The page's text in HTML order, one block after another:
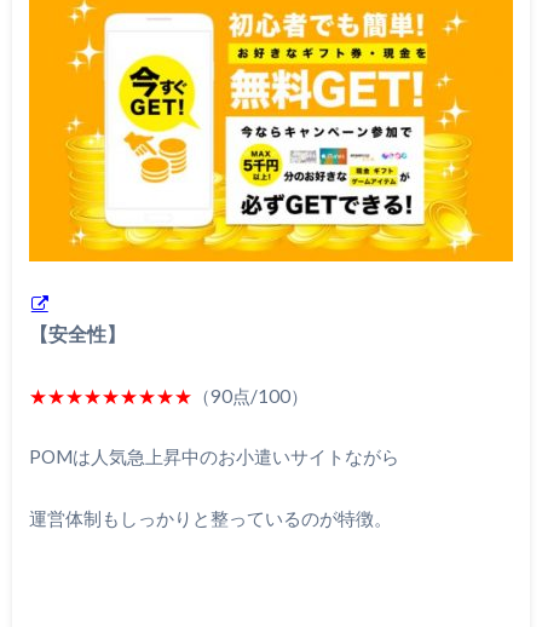
【安全性】
★★★★★★★★★ （90点/100）
POMは人気急上昇中のお小遣いサイトながら
運営体制もしっかりと整っているのが特徴。